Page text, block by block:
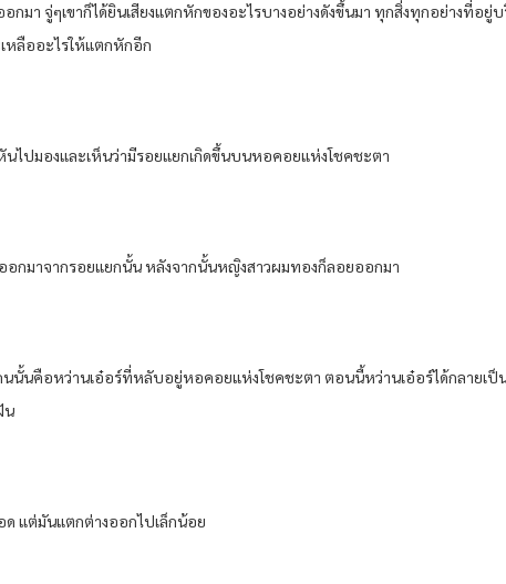
มา จู่ๆเขาก็ได้ยินเสียงแตกหักของอะไรบางอย่างดังขึ้นมา ทุกสิ่งทุกอย่างที่อยู่
หลืออะไรให้แตกหักอีก
นไปมองและเห็นว่ามีรอยแยกเกิดขึ้นบนหอคอยแห่งโชคชะตา
กมาจากรอยแยกนั้น หลังจากนั้นหญิงสาวผมทองก็ลอยออกมา
นนั้นคือหว่านเอ๋อร์ที่หลับอยู่หอคอยแห่งโชคชะตา ตอนนี้หว่านเอ๋อร์ได้กลายเป็
น
แต่มันแตกต่างออกไปเล็กน้อย